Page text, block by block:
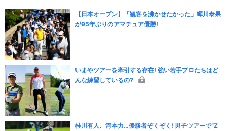
【日本オープン】「観客を沸かせたかった」蟬川泰果
が95年ぶりのアマチュア優勝!
いまやツアーを牽引する存在! 強い若手プロたちはど
んな練習しているの?
桂川有人、河本力…優勝者ぞくぞく! 男子ツアーで“Z